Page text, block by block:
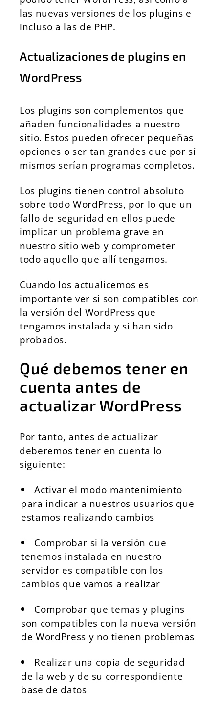
las nuevas versiones de los plugins e
incluso a las de PHP.
Actualizaciones de plugins en
WordPress
Los plugins son complementos que
añaden funcionalidades a nuestro
sitio. Estos pueden ofrecer pequeñas
opciones o ser tan grandes que por sí
mismos serían programas completos.
Los plugins tienen control absoluto
sobre todo WordPress, por lo que un
fallo de seguridad en ellos puede
implicar un problema grave en
nuestro sitio web y comprometer
todo aquello que allí tengamos.
Cuando los actualicemos es
importante ver si son compatibles con
la versión del WordPress que
tengamos instalada y si han sido
probados.
Qué debemos tener en
cuenta antes de
actualizar WordPress
Por tanto, antes de actualizar
deberemos tener en cuenta lo
siguiente:
Activar el modo mantenimiento
para indicar a nuestros usuarios que
estamos realizando cambios
Comprobar si la versión que
tenemos instalada en nuestro
servidor es compatible con los
cambios que vamos a realizar
Comprobar que temas y plugins
son compatibles con la nueva versión
de WordPress y no tienen problemas
Realizar una copia de seguridad
de la web y de su correspondiente
base de datos